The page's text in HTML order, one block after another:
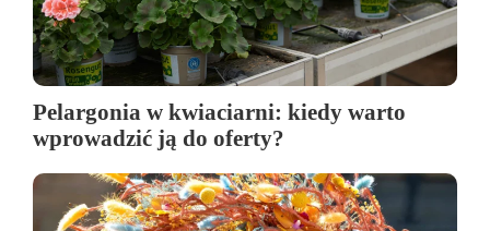
Pelargonia w kwiaciarni: kiedy warto
wprowadzić ją do oferty?